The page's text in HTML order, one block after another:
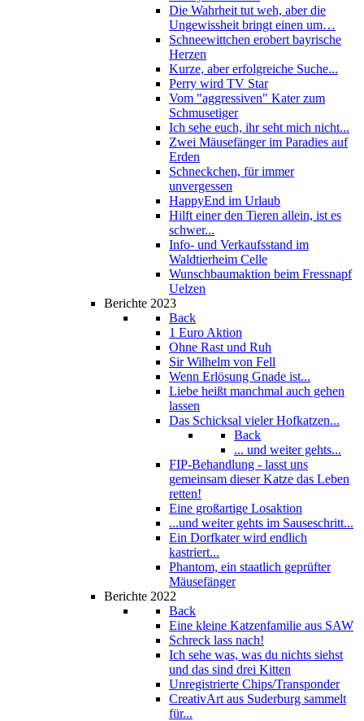
Die Wahrheit tut weh, aber die
Ungewissheit bringt einen um…
Schneewittchen erobert bayrische
Herzen
Kurze, aber erfolgreiche Suche...
Perry wird TV Star
Vom "aggressiven" Kater zum
Schmusetiger
Ich sehe euch, ihr seht mich nicht...
Zwei Mäusefänger im Paradies auf
Erden
Schneckchen, für immer
unvergessen
HappyEnd im Urlaub
Hilft einer den Tieren allein, ist es
schwer...
Info- und Verkaufsstand im
Waldtierheim Celle
Wunschbaumaktion beim Fressnapf
Uelzen
Berichte 2023
Back
1 Euro Aktion
Ohne Rast und Ruh
Sir Wilhelm von Fell
Wenn Erlösung Gnade ist...
Liebe heißt manchmal auch gehen
lassen
Das Schicksal vieler Hofkatzen...
Back
... und weiter gehts...
FIP-Behandlung - lasst uns
gemeinsam dieser Katze das Leben
retten!
Eine großartige Losaktion
...und weiter gehts im Sauseschritt...
Ein Dorfkater wird endlich
kastriert...
Phantom, ein staatlich geprüfter
Mäusefänger
Berichte 2022
Back
Eine kleine Katzenfamilie aus SAW
Schreck lass nach!
Ich sehe was, was du nichts siehst
und das sind drei Kitten
Unregistrierte Chips/Transponder
CreativArt aus Suderburg sammelt
für...